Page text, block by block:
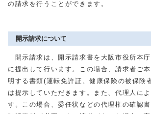
の請求を行うことができます。
開示請求について
開示請求は、開示請求書を大阪市役所本
に提出して行います。この場合、請求者ご
明する書類(運転免許証、健康保険の被保険
は提示していただきます。また、代理人に
す。この場合、委任状などの代理権の確認